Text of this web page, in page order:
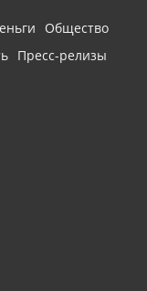
Общество
Пресс-релизы